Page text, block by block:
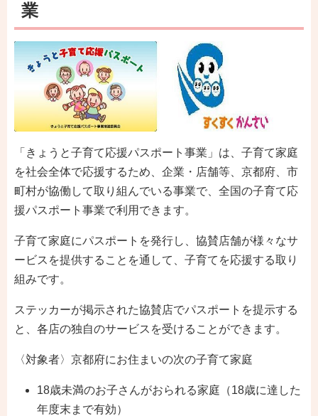
業
「きょうと子育て応援パスポート事業」は、子育て家庭
を社会全体で応援するため、企業・店舗等、京都府、市
町村が協働して取り組んでいる事業で、全国の子育て応
援パスポート事業で利用できます。
子育て家庭にパスポートを発行し、協賛店舗が様々なサ
ービスを提供することを通して、子育てを応援する取り
組みです。
ステッカーが掲示された協賛店でパスポートを提示する
と、各店の独自のサービスを受けることができます。
〈対象者〉京都府にお住まいの次の子育て家庭
18歳未満のお子さんがおられる家庭（18歳に達した
年度末まで有効）